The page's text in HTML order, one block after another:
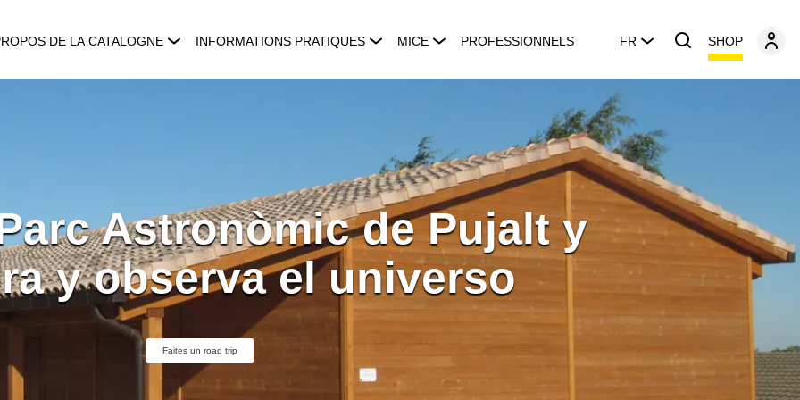
DE LA CATALOGNE INFORMATIONS PRATIQUES MICE PROFESSIONNELS FR SHOP
Astronòmic de Pujalt y
y observa el universo
Faites un road trip